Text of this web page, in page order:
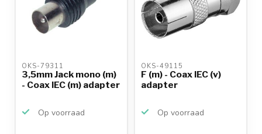
OKS-79311
3,5mm Jack mono (m)
- Coax IEC (m) adapter
Op voorraad
OKS-49115
F (m) - Coax IEC (v)
adapter
Op voorraad